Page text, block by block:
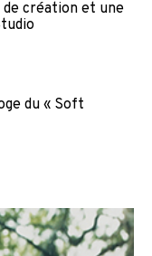
de création et une
du « Soft